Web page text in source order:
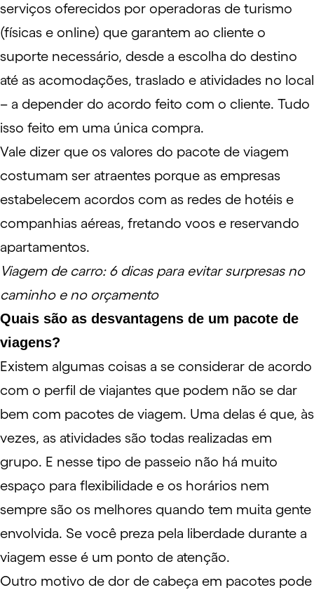
serviços oferecidos por operadoras de turismo
(físicas e online) que garantem ao cliente o
suporte necessário, desde a escolha do destino
até as acomodações, traslado e atividades no local
– a depender do acordo feito com o cliente. Tudo
isso feito em uma única compra.
Vale dizer que os valores do pacote de viagem
costumam ser atraentes porque as empresas
estabelecem acordos com as redes de hotéis e
companhias aéreas, fretando voos e reservando
apartamentos.
Viagem de carro: 6 dicas para evitar surpresas no
caminho e no orçamento
Quais são as desvantagens de um pacote de
viagens?
Existem algumas coisas a se considerar de acordo
com o perfil de viajantes que podem não se dar
bem com pacotes de viagem. Uma delas é que, às
vezes, as atividades são todas realizadas em
grupo. E nesse tipo de passeio não há muito
espaço para flexibilidade e os horários nem
sempre são os melhores quando tem muita gente
envolvida. Se você preza pela liberdade durante a
viagem esse é um ponto de atenção.
Outro motivo de dor de cabeça em pacotes pode